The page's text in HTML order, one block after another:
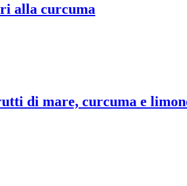
alla curcuma
di mare, curcuma e